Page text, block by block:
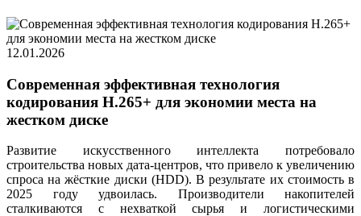
12.01.2026
Современная эффективная технология
кодирования H.265+ для экономии места на
жестком диске
Развитие искусственного интеллекта потребовало
строительства новых дата-центров, что привело к увеличению
спроса на жёсткие диски (HDD). В результате их стоимость в
2025 году удвоилась. Производители накопителей
сталкиваются с нехваткой сырья и логистическими